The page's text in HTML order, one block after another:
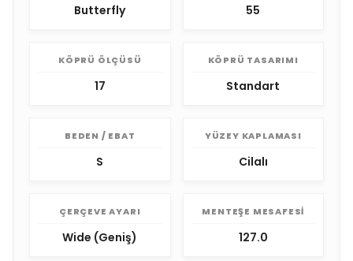
Butterfly 55
KÖPRÜ ÖLÇÜSÜ
17
KÖPRÜ TASARIMI
Standart
BEDEN / EBAT
S
YÜZEY KAPLAMASI
Cilalı
ÇERÇEVE AYARI
Wide (Geniş)
MENTEŞE MESAFESI
127.0